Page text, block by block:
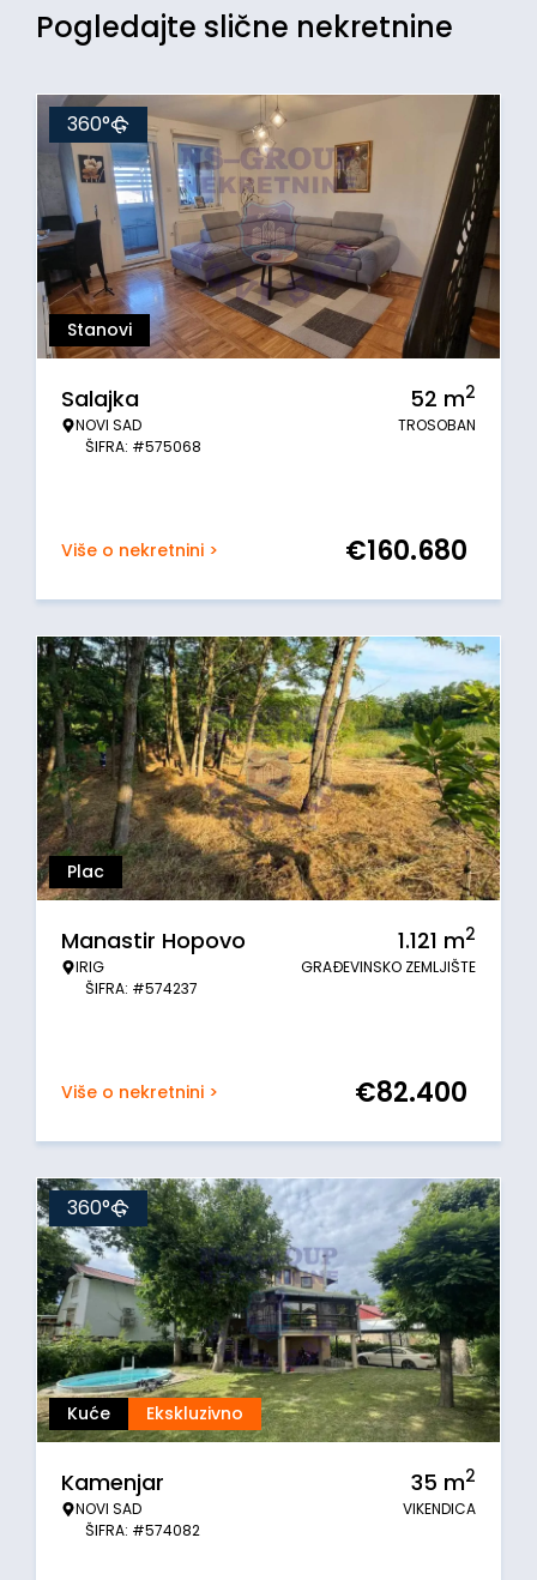
Pogledajte slične nekretnine
Stanovi
360°
Salajka
NOVI SAD
ŠIFRA: #575068
52 m2
TROSOBAN
Više o nekretnini > €160.680
Plac
Manastir Hopovo
IRIG
ŠIFRA: #574237
1.121 m2
GRAĐEVINSKO ZEMLJIŠTE
Više o nekretnini > €82.400
Kuće Ekskluzivno
360°
Kamenjar
NOVI SAD
ŠIFRA: #574082
35 m2
VIKENDICA